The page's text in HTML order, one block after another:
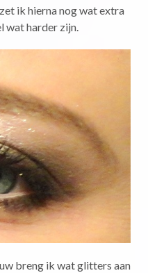
ik hierna nog wat extra
wat harder zijn.
breng ik wat glitters aan